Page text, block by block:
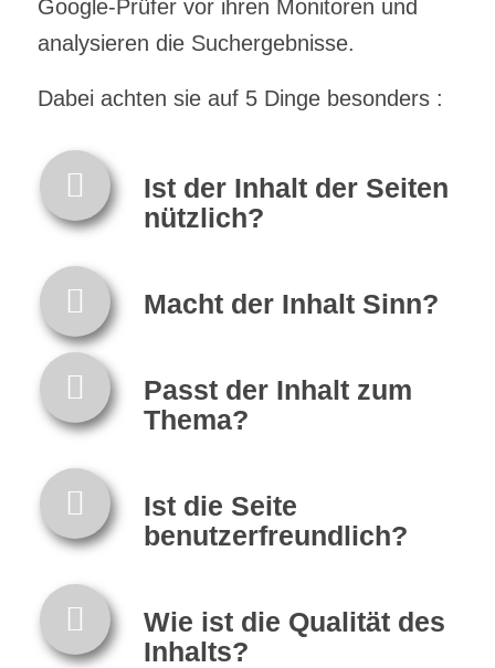
Google-Prüfer vor ihren Monitoren und
analysieren die Suchergebnisse.
Dabei achten sie auf 5 Dinge besonders :
Ist der Inhalt der Seiten
nützlich?
Macht der Inhalt Sinn?
Passt der Inhalt zum
Thema?
Ist die Seite
benutzerfreundlich?
Wie ist die Qualität des
Inhalts?